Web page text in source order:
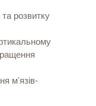
розвитку
м’язів-